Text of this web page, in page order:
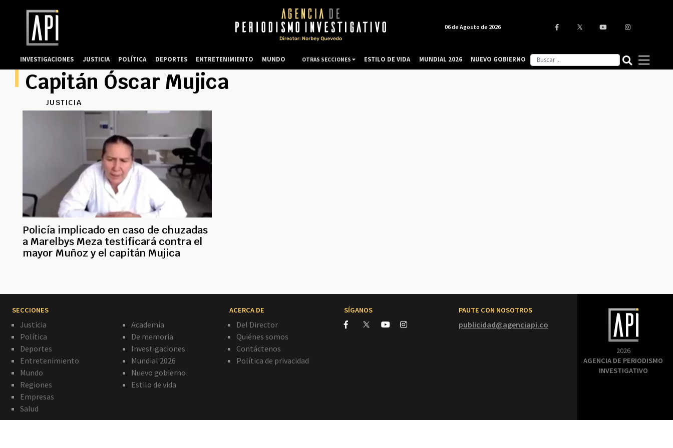
Capitán Óscar Mujica
JUSTICIA
Policía implicado en caso de chuzadas
a Marelbys Meza testificará contra el
mayor Muñoz y el capitán Mujica
SECCIONES
Justicia
Política
Deportes
Entretenimiento
Mundo
Regiones
Empresas
Salud
Academia
De memoria
Investigaciones
Mundial 2026
Nuevo gobierno
Estilo de vida
ACERCA DE
Del Director
Quiénes somos
Contáctenos
Política de privacidad
SÍGANOS PAUTE CON NOSOTROS
publicidad@agenciapi.co
2026
AGENCIA DE PERIODISMO
INVESTIGATIVO
06 de Agosto de 2026
INVESTIGACIONES JUSTICIA POLÍTICA DEPORTES ENTRETENIMIENTO MUNDO OTRAS SECCIONES ESTILO DE VIDA MUNDIAL 2026 NUEVO GOBIERNO